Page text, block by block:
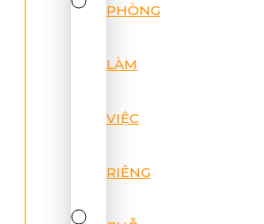
PHÒNG
LÀM
VIỆC
RIÊNG